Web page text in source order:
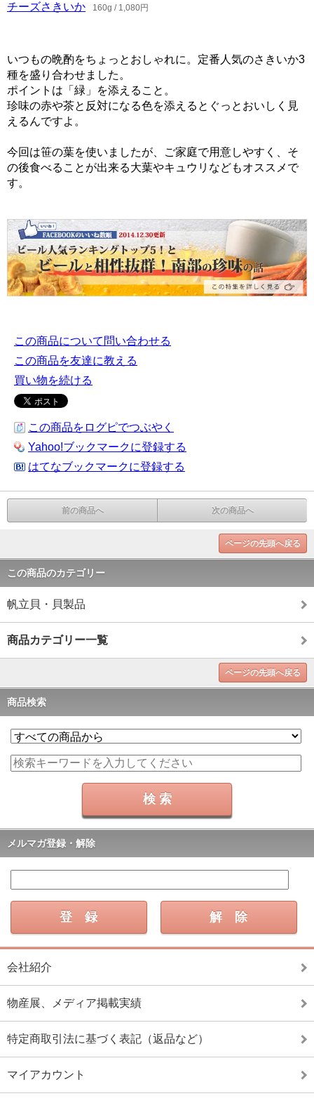
チーズさきいか 160g / 1,080円
いつもの晩酌をちょっとおしゃれに。定番人気のさきいか3
種を盛り合わせました。
ポイントは「緑」を添えること。
珍味の赤や茶と反対になる色を添えるとぐっとおいしく見
えるんですよ。
今回は笹の葉を使いましたが、ご家庭で用意しやすく、そ
の後食べることが出来る大葉やキュウリなどもオススメで
す。
この商品について問い合わせる
この商品を友達に教える
買い物を続ける
この商品をログピでつぶやく
Yahoo!ブックマークに登録する
はてなブックマークに登録する
前の商品へ 次の商品へ
ページの先頭へ戻る
この商品のカテゴリー
帆立貝・貝製品
商品カテゴリー一覧
ページの先頭へ戻る
商品検索
メルマガ登録・解除
会社紹介
物産展、メディア掲載実績
特定商取引法に基づく表記（返品など）
マイアカウント